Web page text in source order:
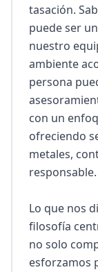
tasación.
puede ser
nuestro
ambiente
persona
con un
ofreciendo
metales,
responsable.
Lo que nos
filosofía
no solo
esforzamos